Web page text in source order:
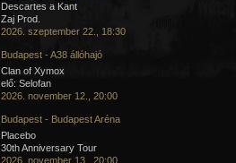
Descartes a Kant
Zaj Prod.
2026. szeptember 22., 18:30
Budapest - A38 állóhajó
Clan of Xymox
elő: Selofan
2026. november 12., 20:00
Budapest - Budapest Aréna
Placebo
30th Anniversary Tour
2026. november 13., 20:00